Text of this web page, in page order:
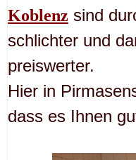
Koblenz sind
schlichter und
preiswerter.
Hier in
dass es Ihnen